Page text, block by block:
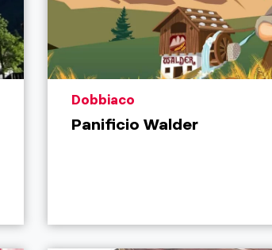
aria.poi_location_prefix
Dobbiaco
Panificio Walder